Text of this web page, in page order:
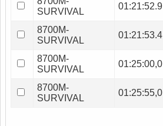
SURVIVAL
01:21:52.9
8700M-
SURVIVAL
01:21:53.4
8700M-
SURVIVAL
01:25:00,0
8700M-
SURVIVAL
01:25:55,0